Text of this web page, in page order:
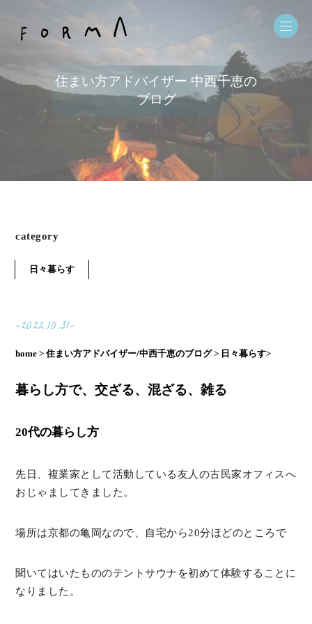
住まい方アドバイザー 中西千恵の
ブログ
category
日々暮らす
-2022.10.31-
home > 住まい方アドバイザー/中西千恵のブログ > 日々暮らす>
暮らし方で、交ざる、混ざる、雑る
20代の暮らし方
先日、複業家として活動している友人の古民家オフィスへ
おじゃましてきました。
場所は京都の亀岡なので、自宅から20分ほどのところで
聞いてはいたもののテントサウナを初めて体験することに
なりました。